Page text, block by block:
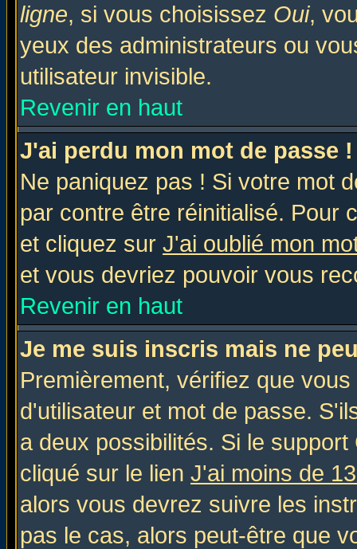
ligne, si vous choisissez Oui,
yeux des administrateurs ou
utilisateur invisible.
Revenir en haut
J'ai perdu mon mot de passe !
Ne paniquez pas ! Si votre mot
par contre être réinitialisé. Pour
et cliquez sur J'ai oublié mon
et vous devriez pouvoir vous
Revenir en haut
Je me suis inscris mais ne
Premièrement, vérifiez que
d'utilisateur et mot de passe.
a deux possibilités. Si le
cliqué sur le lien J'ai moins de
alors vous devrez suivre les
pas le cas, alors peut-être que